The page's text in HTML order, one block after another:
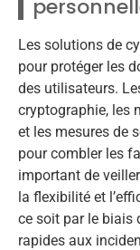
Les solutions de
pour protéger les
des utilisateurs.
cryptographie, les
et les mesures de
pour combler les
important de
la flexibilité et
ce soit par le biais
rapides aux